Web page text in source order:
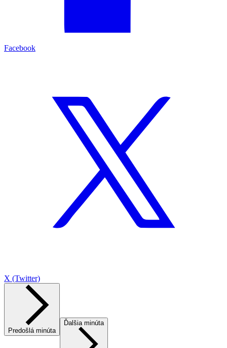
Facebook
X (Twitter)
Predošlá minúta
Ďalšia minúta